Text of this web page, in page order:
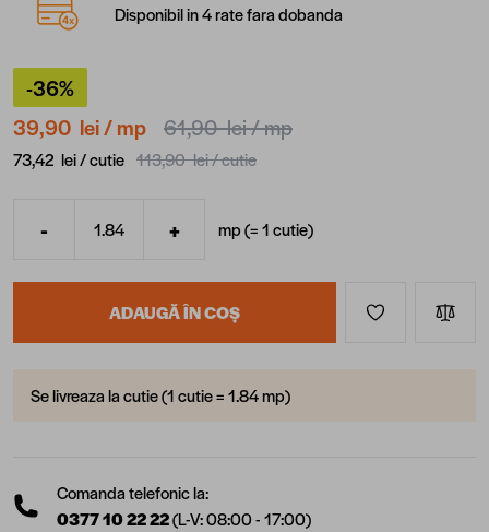
Disponibil in 4 rate fara dobanda
-36%
39,90 lei/ mp 61,90 lei/ mp
73,42 lei /cutie 113,90 lei /cutie
Cantitate
- + mp (=1cutie)
ADAUGĂ ÎN COȘ
Se livreaza la cutie (1 cutie = 1.84 mp)
Comanda telefonic la:
0377 10 22 22(L-V: 08:00 - 17:00)